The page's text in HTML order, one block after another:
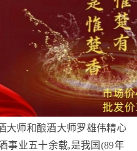
大师和酿酒大师罗雄伟精心
事业五十余载,是我国(89年